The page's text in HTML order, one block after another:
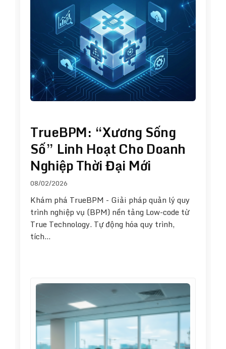
TrueBPM: “Xương Sống
Số” Linh Hoạt Cho Doanh
Nghiệp Thời Đại Mới
08/02/2026
Khám phá TrueBPM - Giải pháp quản lý quy
trình nghiệp vụ (BPM) nền tảng Low-code từ
True Technology. Tự động hóa quy trình,
tích…